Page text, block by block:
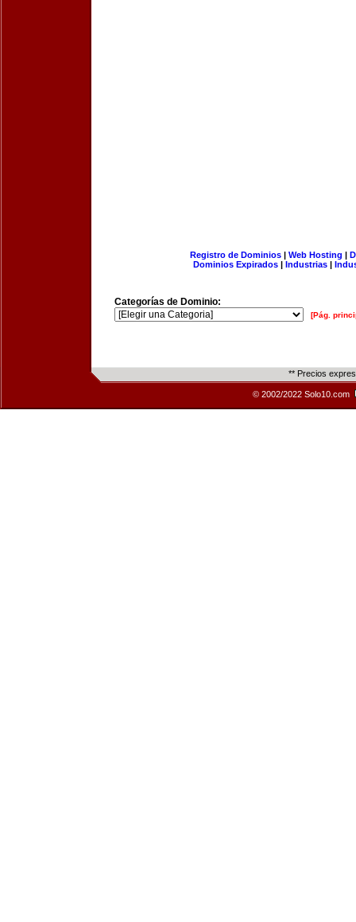
Registro de Dominios| Web Hosting |
Dominios Expirados | Industrias |
Categorías de Dominio:
[Pág.
** Precios
© 2002/2022 Solo10.com